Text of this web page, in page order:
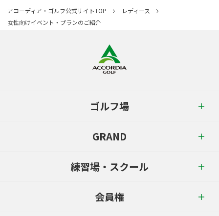
アコーディア・ゴルフ公式サイトTOP
レディース
女性向けイベント・プランのご紹介
ゴルフ場
GRAND
練習場・スクール
会員権